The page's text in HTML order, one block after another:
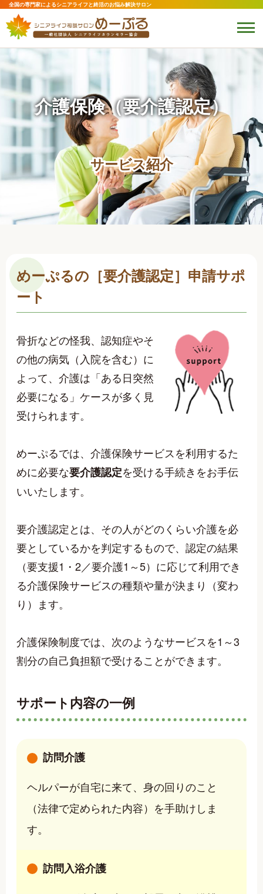
全国の専門家によるシニアライフと終活のお悩み解決サロン
介護保険（要介護認定）
サービス紹介
サービス紹介
めーぷるの［要介護認定］申請サポ
ート
骨折などの怪我、認知症やそ
の他の病気（入院を含む）に
よって、介護は「ある日突然
必要になる」ケースが多く見
受けられます。
めーぷるでは、介護保険サービスを利用するた
めに必要な要介護認定を受ける手続きをお手伝
いいたします。
要介護認定とは、その人がどのくらい介護を必
要としているかを判定するもので、認定の結果
（要支援1・2／要介護1～5）に応じて利用でき
る介護保険サービスの種類や量が決まり（変わ
り）ます。
介護保険制度では、次のようなサービスを1～3
割分の自己負担額で受けることができます。
サポート内容の一例
訪問介護
ヘルパーが自宅に来て、身の回りのこと
（法律で定められた内容）を手助けしま
す。
訪問入浴介護